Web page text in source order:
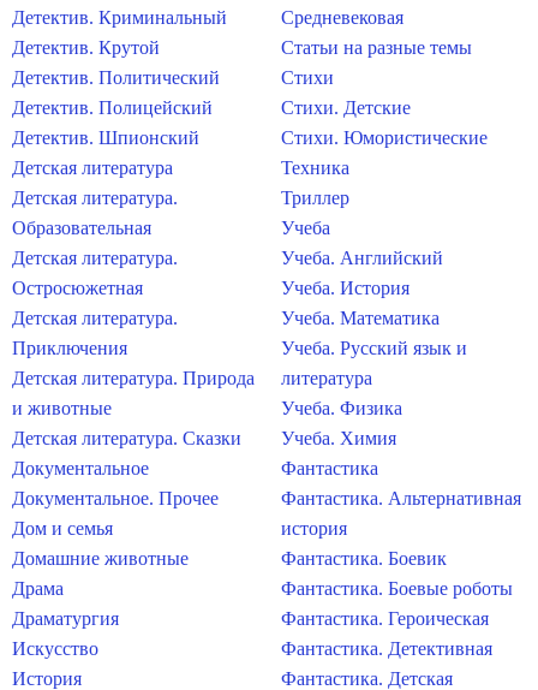
Детектив. Криминальный
Детектив. Крутой
Детектив. Политический
Детектив. Полицейский
Детектив. Шпионский
Детская литература
Детская литература.
Образовательная
Детская литература.
Остросюжетная
Детская литература.
Приключения
Детская литература. Природа
и животные
Детская литература. Сказки
Документальное
Документальное. Прочее
Дом и семья
Домашние животные
Драма
Драматургия
Искусство
История
Средневековая
Статьи на разные темы
Стихи
Стихи. Детские
Стихи. Юмористические
Техника
Триллер
Учеба
Учеба. Английский
Учеба. История
Учеба. Математика
Учеба. Русский язык и
литература
Учеба. Физика
Учеба. Химия
Фантастика
Фантастика. Альтернативная
история
Фантастика. Боевик
Фантастика. Боевые роботы
Фантастика. Героическая
Фантастика. Детективная
Фантастика. Детская